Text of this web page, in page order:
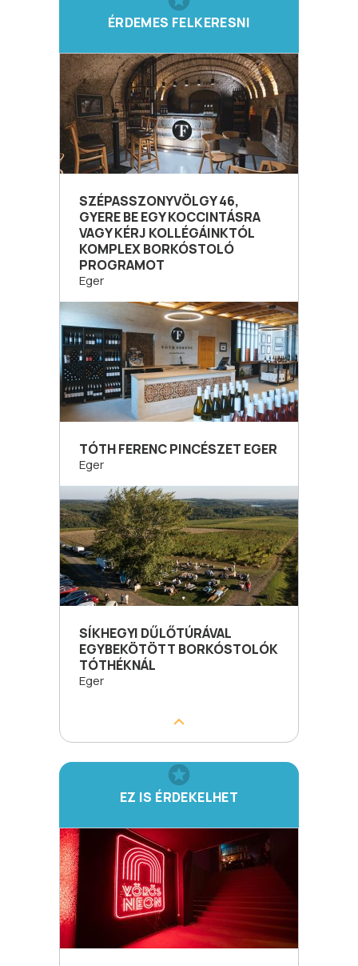
ÉRDEMES FELKERESNI
SZÉPASSZONYVÖLGY 46,
GYERE BE EGY KOCCINTÁSRA
VAGY KÉRJ KOLLÉGÁINKTÓL
KOMPLEX BORKÓSTOLÓ
PROGRAMOT
Eger
TÓTH FERENC PINCÉSZET EGER
Eger
SÍKHEGYI DŰLŐTÚRÁVAL
EGYBEKÖTÖTT BORKÓSTOLÓK
TÓTHÉKNÁL
Eger
EZ IS ÉRDEKELHET